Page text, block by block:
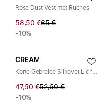
Rose Dust Vest met Ruches
58,50 €65 €
-10%
CREAM
Korte Gebreide Slipover Lichtgrijs Melange
47,50 €52,50 €
-10%